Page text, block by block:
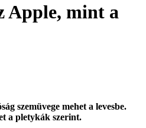
Apple, mint a
szemüvege mehet a levesbe.
a pletykák szerint.